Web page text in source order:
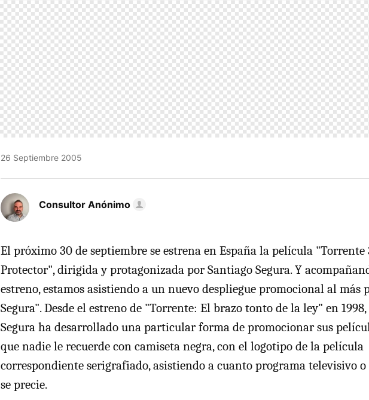
26 Septiembre 2005
Consultor Anónimo
El próximo 30 de septiembre se estrena en España la película "Torrente
Protector", dirigida y protagonizada por Santiago Segura. Y
estreno, estamos asistiendo a un nuevo despliegue promocional al más
Segura". Desde el estreno de "Torrente: El brazo tonto de la ley" en
Segura ha desarrollado una particular forma de promocionar sus
que nadie le recuerde con camiseta negra, con el logotipo de la película
correspondiente serigrafiado, asistiendo a cuanto programa televisivo o
se precie.